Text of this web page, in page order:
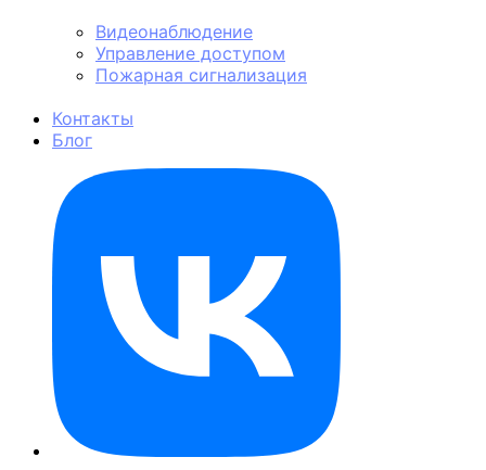
Видеонаблюдение
Управление доступом
Пожарная сигнализация
Контакты
Блог